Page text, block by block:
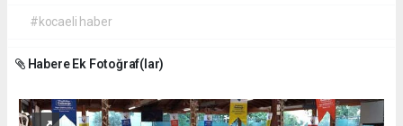
#kocaeli haber
Habere Ek Fotoğraf(lar)